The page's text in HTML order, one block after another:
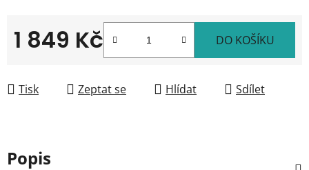
1 849 Kč DO KOŠÍKU
Tisk Zeptat se Hlídat Sdílet
Popis